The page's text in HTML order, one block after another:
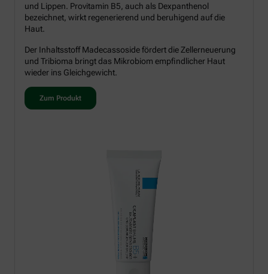
und Lippen. Provitamin B5, auch als Dexpanthenol
bezeichnet, wirkt regenerierend und beruhigend auf die
Haut.
Der Inhaltsstoff Madecassoside fördert die Zellerneuerung
und Tribioma bringt das Mikrobiom empfindlicher Haut
wieder ins Gleichgewicht.
Zum Produkt